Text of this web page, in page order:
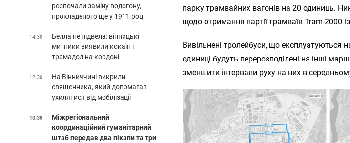
парку трамвайних вагонів на 20 одиниць.
щодо отримання партії трамваїв Tram-2000
Вивільнені тролейбуси, що експлуатуються
одиниці будуть перерозподілені на інші
зменшити інтервали руху на них в
розпочали заміну водогону,
прокладеного ще у 1911 році
14:30
Белла не підвела: вінницькі
митники виявили кокаїн і
трамадол на кордоні
12:30
На Вінниччині викрили
священника, який допомагав
ухилятися від мобілізації
10:30
Міжрегіональний
координаційний гуманітарний
штаб передав два пікапи та три